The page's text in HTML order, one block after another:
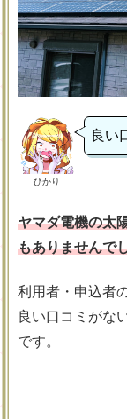
ひかり
良い
ヤマダ電機の太
もありませんで
利用者・申込者
良い口コミがな
です。